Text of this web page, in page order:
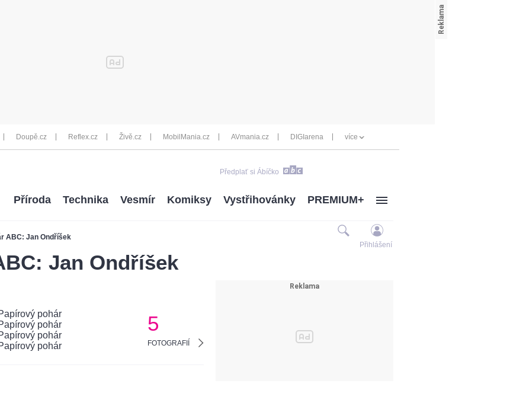
Doupě.cz Reflex.cz Živě.cz MobilMania.cz AVmania.cz DIGIarena více
Předplať si Ábíčko
ABC: Jan Ondříšek
Příroda Technika Vesmír Komiksy Vystřihovánky PREMIUM+
Přihlášení
Jan Ondříšek
5
FOTOGRAFIÍ